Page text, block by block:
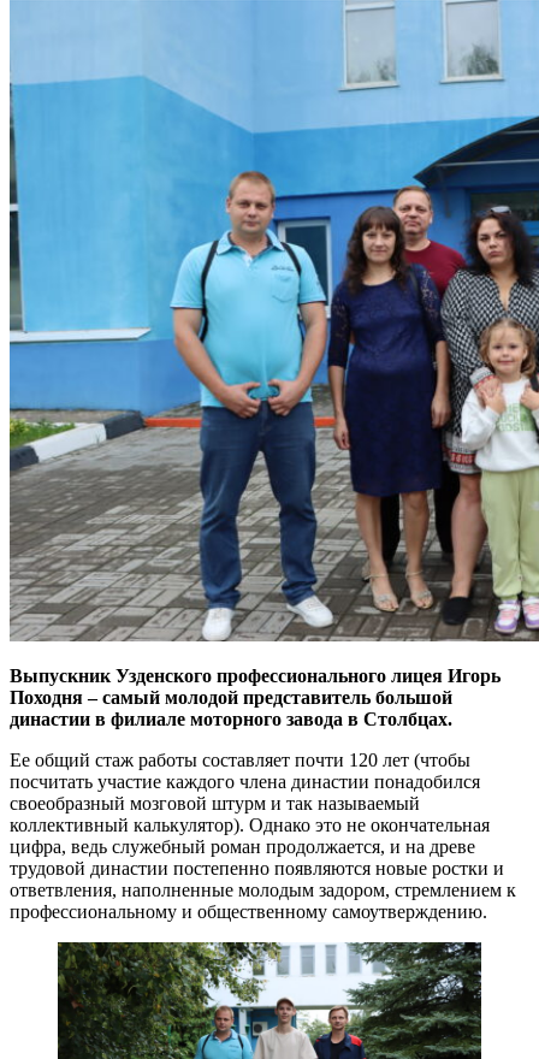
Выпускник Узденского профессионального лицея Игорь
Походня – самый молодой представитель большой
династии в филиале моторного завода в Столбцах.
Ее общий стаж работы составляет почти 120 лет (чтобы
посчитать участие каждого члена династии понадобился
своеобразный мозговой штурм и так называемый
коллективный калькулятор). Однако это не окончательная
цифра, ведь служебный роман продолжается, и на древе
трудовой династии постепенно появляются новые ростки и
ответвления, наполненные молодым задором, стремлением к
профессиональному и общественному самоутверждению.